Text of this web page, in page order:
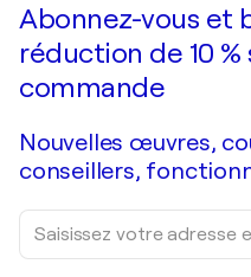
Abonnez-vous et
réduction de 10
commande
Nouvelles œuvres,
conseillers,